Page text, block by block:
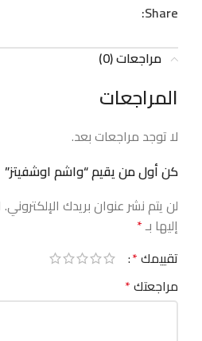
Share:
مراجعات (0)
المراجعات
لا توجد مراجعات بعد.
كن أول من يقيم “واشم اوشفيتز”
لن يتم نشر عنوان بريدك الإلكتروني.
إليها بـ*
تقييمك*
مراجعتك*